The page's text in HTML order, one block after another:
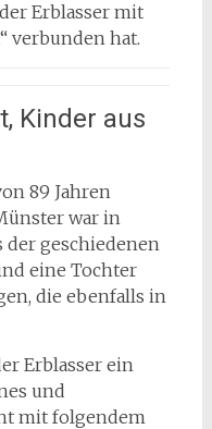
Erblasser mit
verbunden hat.
Kinder aus
89 Jahren
war in
der geschiedenen
eine Tochter
die ebenfalls in
Erblasser ein
und
mit folgendem